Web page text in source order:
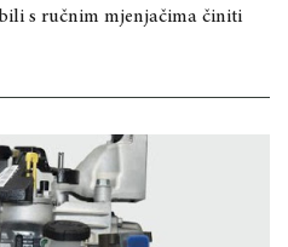
s ručnim mjenjačima činiti